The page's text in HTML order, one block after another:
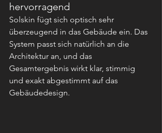
hervorragend
Solskin fügt sich optisch sehr
überzeugend in das Gebäude ein. Das
System passt sich natürlich an die
Architektur an, und das
Gesamtergebnis wirkt klar, stimmig
und exakt abgestimmt auf das
Gebäudedesign.